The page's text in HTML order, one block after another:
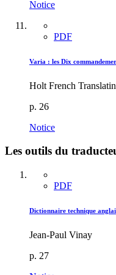
Notice
PDF
Varia : les Dix
Holt French
p. 26
Notice
Les outils du
PDF
Dictionnaire technique
Jean-Paul Vinay
p. 27